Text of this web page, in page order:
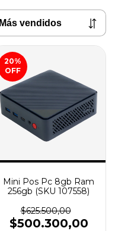
20%
OFF
Mini Pos Pc 8gb Ram
256gb (SKU 107558)
$625.500,00
$500.300,00